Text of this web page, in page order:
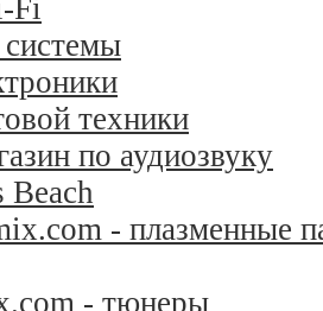
Fi
техники
по аудиозвуку
Beach
- плазменные
- тюнеры